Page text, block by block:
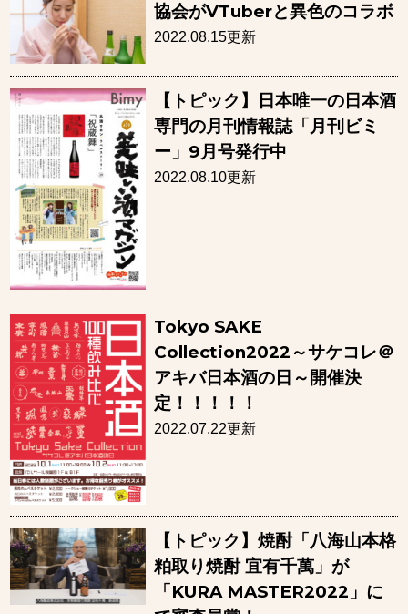
協会がVTuberと異色のコラボ
2022.08.15更新
【トピック】日本唯一の日本酒
専門の月刊情報誌「月刊ビミ
ー」9月号発行中
2022.08.10更新
Tokyo SAKE
Collection2022～サケコレ＠
アキバ日本酒の日～開催決
定！！！！！
2022.07.22更新
【トピック】焼酎「八海山本格
粕取り焼酎 宜有千萬」が
「KURA MASTER2022」に